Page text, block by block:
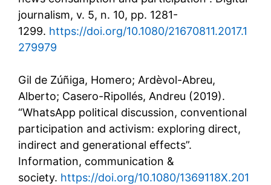
journalism, v. 5, n. 10, pp. 1281-
1299. https://doi.org/10.1080/21670811.2017.1
279979
Gil de Zúñiga, Homero; Ardèvol-Abreu,
Alberto; Casero-Ripollés, Andreu (2019).
“WhatsApp political discussion, conventional
participation and activism: exploring direct,
indirect and generational effects”.
Information, communication &
society. https://doi.org/10.1080/1369118X.201